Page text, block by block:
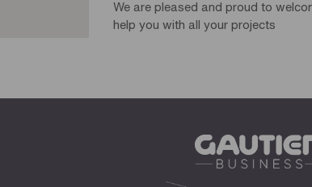
We are pleased and proud to
help you with all your projects